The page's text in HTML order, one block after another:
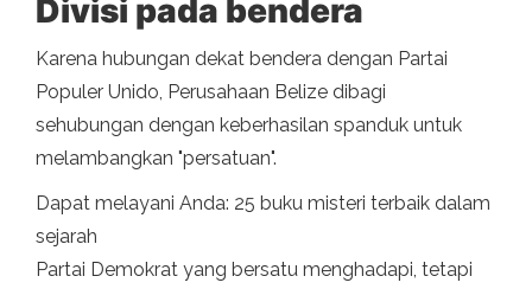
Divisi pada bendera
Karena hubungan dekat bendera dengan Partai
Populer Unido, Perusahaan Belize dibagi
sehubungan dengan keberhasilan spanduk untuk
melambangkan "persatuan".
Dapat melayani Anda: 25 buku misteri terbaik dalam
sejarah
Partai Demokrat yang bersatu menghadapi, tetapi